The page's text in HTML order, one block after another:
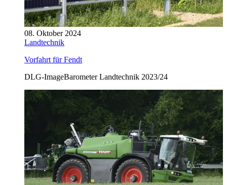
08. Oktober 2024
Landtechnik
Vorfahrt für Fendt
DLG-ImageBarometer Landtechnik 2023/24